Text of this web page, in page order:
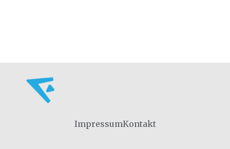
ImpressumKontakt